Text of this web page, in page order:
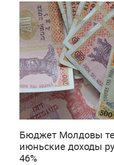
Бюджет Молдовы
июньские доходы
46%